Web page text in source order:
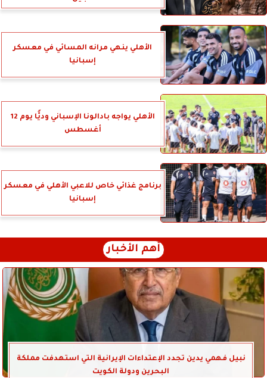
الأهلي ينهي مرانه المسائي في معسكر
إسبانيا
الأهلي يواجه بادالونا الإسباني وديًّا يوم 12
أغسطس
برنامج غذائي خاص للاعبي الأهلي في معسكر
إسبانيا
أهم الأخبار
نبيل فهمي يدين تجدد الإعتداءات الإيرانية التي استهدفت مملكة
البحرين ودولة الكويت